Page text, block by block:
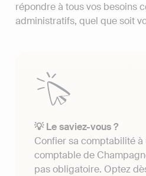
répondre à tous vos besoins
administratifs, quel que soit
💡 Le saviez-vous ?
Confier sa comptabilité à
comptable de
pas obligatoire. Optez